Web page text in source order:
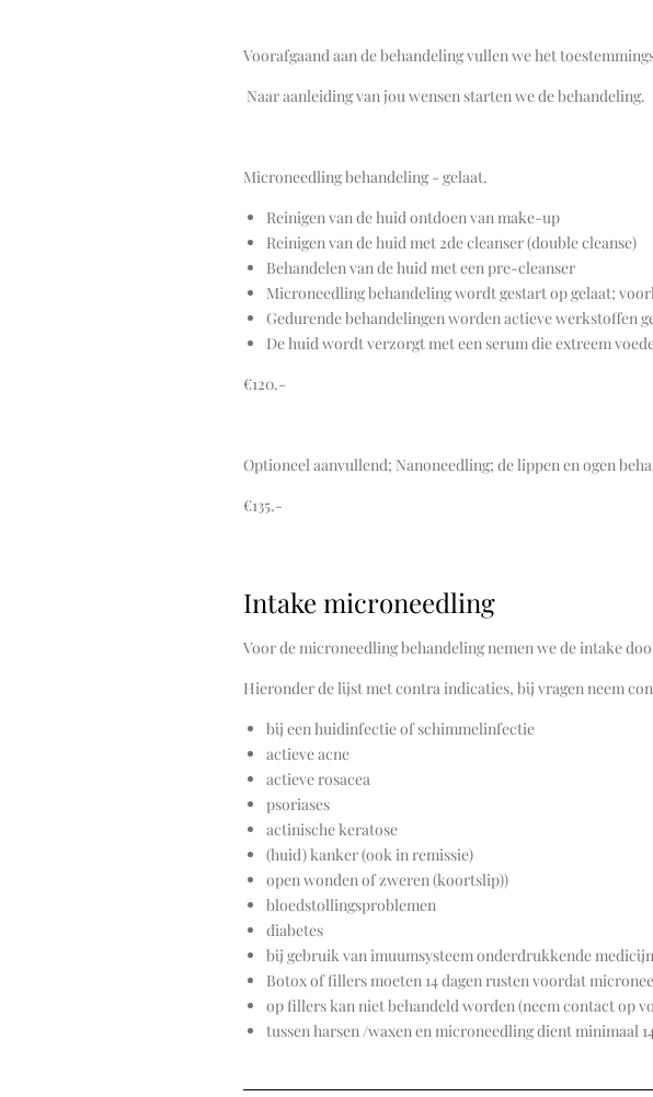
Voorafgaand aan de behandeling vullen we het
Naar aanleiding van jou wensen starten we de behandeling.
Microneedling behandeling - gelaat.
Reinigen van de huid ontdoen van make-up
Reinigen van de huid met 2de cleanser (double cleanse)
Behandelen van de huid met een pre-cleanser
Microneedling behandeling wordt gestart op gelaat;
Gedurende behandelingen worden actieve werkstoffen
De huid wordt verzorgt met een serum die extreem
€120.-
Optioneel aanvullend; Nanoneedling; de lippen en ogen
€135.-
Intake microneedling
Voor de microneedling behandeling nemen we de intake
Hieronder de lijst met contra indicaties, bij vragen neem
bij een huidinfectie of schimmelinfectie
actieve acne
actieve rosacea
psoriases
actinische keratose
(huid) kanker (ook in remissie)
open wonden of zweren (koortslip))
bloedstollingsproblemen
diabetes
bij gebruik van imuumsysteem onderdrukkende
Botox of fillers moeten 14 dagen rusten voordat
op fillers kan niet behandeld worden (neem contact op
tussen harsen /waxen en microneedling dient minimaal